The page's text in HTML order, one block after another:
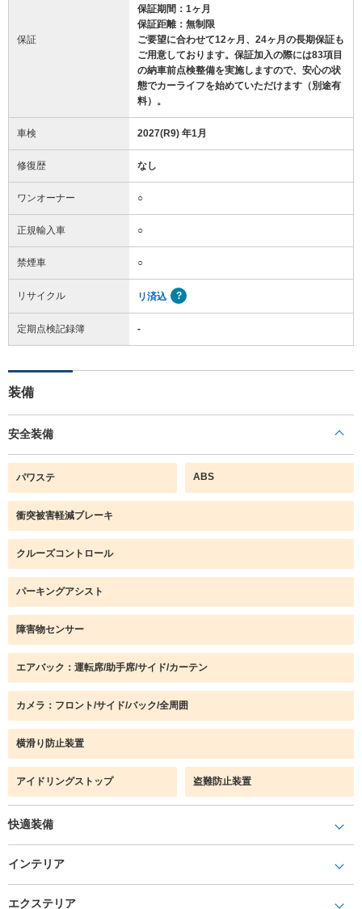
保証
保証期間：1ヶ月
保証距離：無制限
ご要望に合わせて12ヶ月、24ヶ月の長期保証も
ご用意しております。保証加入の際には83項目
の納車前点検整備を実施しますので、安心の状
態でカーライフを始めていただけます（別途有
料）。
車検 2027(R9) 年1月
修復歴 なし
ワンオーナー ○
正規輸入車 ○
禁煙車 ○
リサイクル リ済込
定期点検記録簿 -
装備
安全装備
パワステ ABS
衝突被害軽減ブレーキ
クルーズコントロール
パーキングアシスト
障害物センサー
エアバック：運転席/助手席/サイド/カーテン
カメラ：フロント/サイド/バック/全周囲
横滑り防止装置
アイドリングストップ 盗難防止装置
快適装備
インテリア
エクステリア